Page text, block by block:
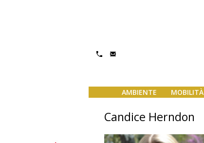
AMBIENTE MOBILITÀ
Candice Herndon